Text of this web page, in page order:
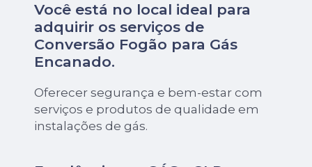
Você está no local ideal para
adquirir os serviços de
Conversão Fogão para Gás
Encanado.
Oferecer segurança e bem-estar com
serviços e produtos de qualidade em
instalações de gás.